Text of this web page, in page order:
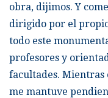
obra, dijimos. Y
dirigido por el
todo este
profesores y
facultades. Mientras
me mantuve